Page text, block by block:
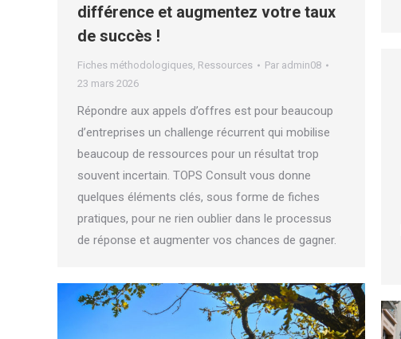
différence et augmentez votre taux
de succès !
Fiches méthodologiques, Ressources Par admin08
23 mars 2026
Répondre aux appels d’offres est pour beaucoup
d’entreprises un challenge récurrent qui mobilise
beaucoup de ressources pour un résultat trop
souvent incertain. TOPS Consult vous donne
quelques éléments clés, sous forme de fiches
pratiques, pour ne rien oublier dans le processus
de réponse et augmenter vos chances de gagner.